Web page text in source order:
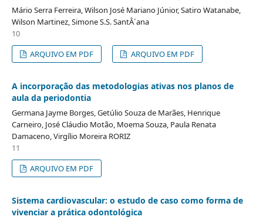
Mário Serra Ferreira, Wilson José Mariano Júnior, Satiro Watanabe,
Wilson Martinez, Simone S.S. SantÂ´ana
10
ARQUIVO EM PDF
ARQUIVO EM PDF
A incorporação das metodologias ativas nos planos de
aula da periodontia
Germana Jayme Borges, Getúlio Souza de Marães, Henrique
Carneiro, José Cláudio Motão, Moema Souza, Paula Renata
Damaceno, Virgílio Moreira RORIZ
11
ARQUIVO EM PDF
Sistema cardiovascular: o estudo de caso como forma de
vivenciar a prática odontológica